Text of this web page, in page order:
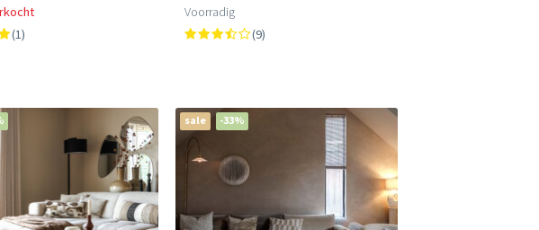
(1)
Voorradig
(9)
sale -33%